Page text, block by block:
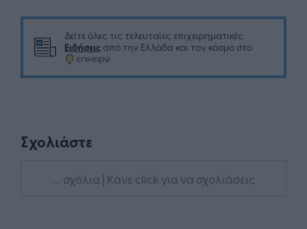
Δείτε όλες τις τελευταίες επιχειρηματικές
Ειδήσεις από την Ελλάδα και τον κόσμο στο
Σχολιάστε
... σχόλια | Κάνε click για να σχολιάσεις